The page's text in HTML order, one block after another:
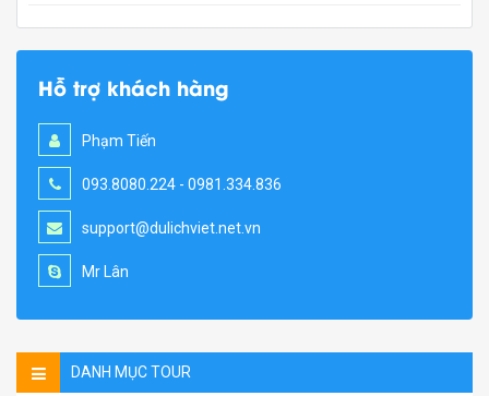
Hỗ trợ khách hàng
Phạm Tiến
093.8080.224 - 0981.334.836
support@dulichviet.net.vn
Mr Lân
DANH MỤC TOUR